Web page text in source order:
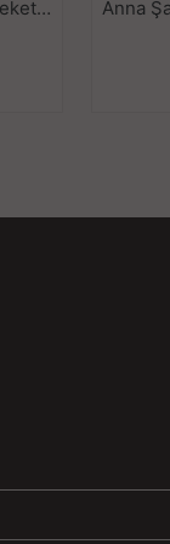
Lori - Şarjlı 360° Rotasyon Hareketli ve Güçlü Titreşimli Aynı Anda G Spot ve Klitoris Uyarıcı Dil Vibratör